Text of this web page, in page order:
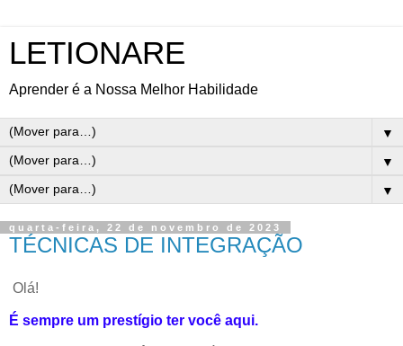
LETIONARE
Aprender é a Nossa Melhor Habilidade
▼
▼
▼
quarta-feira, 22 de novembro de 2023
TÉCNICAS DE INTEGRAÇÃO
Olá!
É sempre um prestígio ter você aqui.